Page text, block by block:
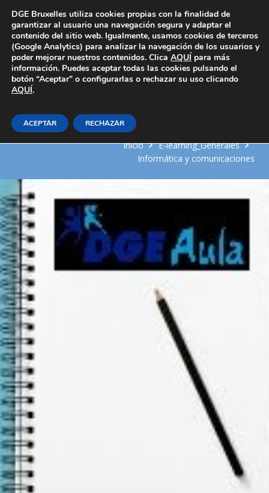
Área Privada
Instalación y Configuración
Básica del Servidor Web
Inicio
E-learning_Generales
Informática y comunicaciones
DGE Bruxelles utiliza cookies propias con la finalidad de
garantizar al usuario una navegación segura y adaptar el
contenido del sitio web. Igualmente, usamos cookies de terceros
(Google Analytics) para analizar la navegación de los usuarios y
poder mejorar nuestros contenidos. Clica AQUÍ para más
información. Puedes aceptar todas las cookies pulsando el
botón “Aceptar” o configurarlas o rechazar su uso clicando
AQUÍ.
ACEPTAR RECHAZAR